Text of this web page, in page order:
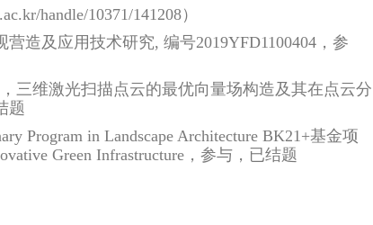
handle/10371/141208）
营造及应用技术研究, 编号2019YFD1100404 ，参
三维激光扫描点云的最优向量场构造及其在点云分
题
Program in Landscape Architecture BK21+基金项
Green Infrastructure ，参与，已结题